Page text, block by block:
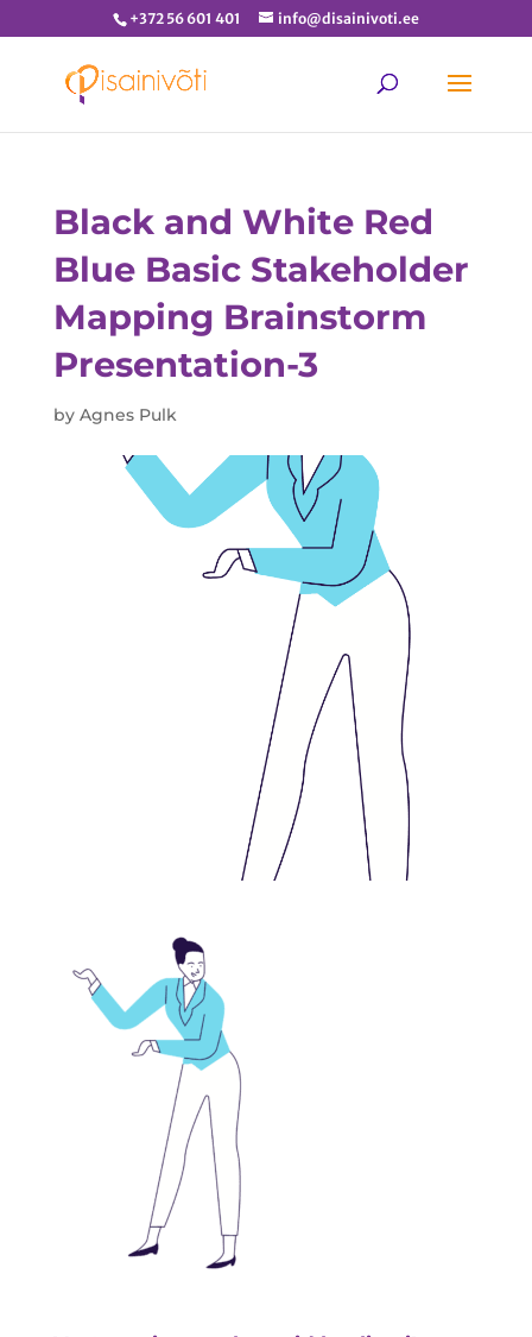
+372 56 601 401 info@disainivoti.ee
Black and White Red
Blue Basic Stakeholder
Mapping Brainstorm
Presentation-3
by Agnes Pulk